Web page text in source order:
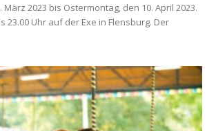
März 2023 bis Ostermontag, den 10. April 2023.
23.00 Uhr auf der Exe in Flensburg. Der